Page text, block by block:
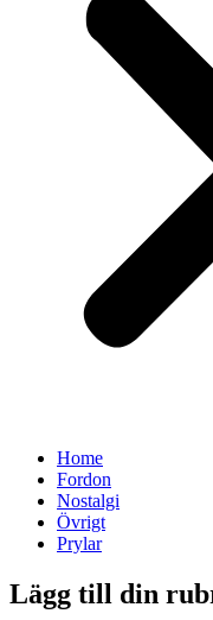
Home
Fordon
Nostalgi
Övrigt
Prylar
Lägg till din